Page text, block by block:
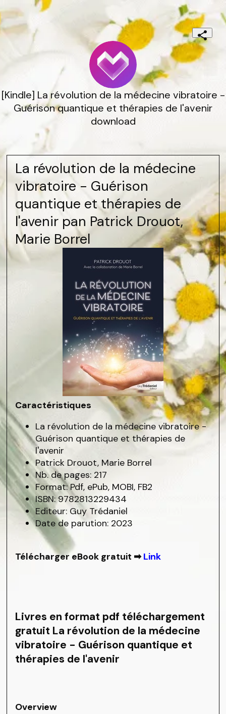
[Kindle] La révolution de la médecine vibratoire -
Guérison quantique et thérapies de l'avenir
download
La révolution de la médecine
vibratoire - Guérison
quantique et thérapies de
l'avenir pan Patrick Drouot,
Marie Borrel
Caractéristiques
La révolution de la médecine vibratoire -
Guérison quantique et thérapies de
l'avenir
Patrick Drouot, Marie Borrel
Nb. de pages: 217
Format: Pdf, ePub, MOBI, FB2
ISBN: 9782813229434
Editeur: Guy Trédaniel
Date de parution: 2023
Télécharger eBook gratuit ➡Link
Livres en format pdf téléchargement
gratuit La révolution de la médecine
vibratoire - Guérison quantique et
thérapies de l'avenir
Overview